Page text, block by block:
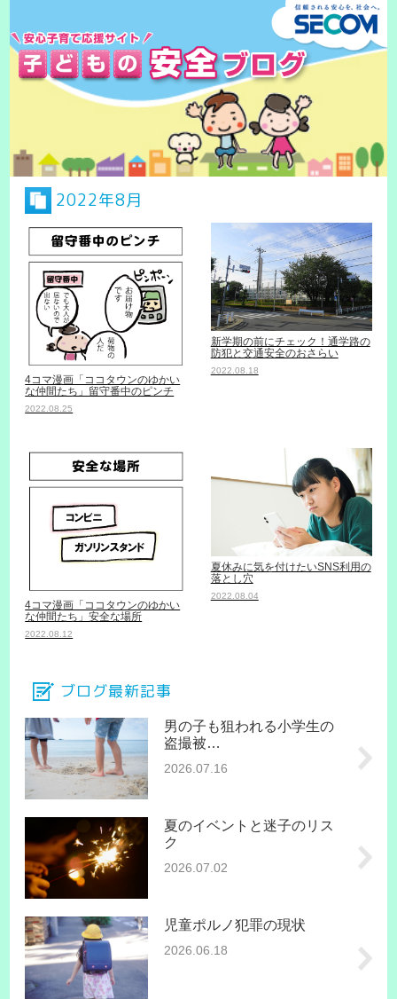
2022年8月
4コマ漫画「ココタウンのゆかい
な仲間たち」留守番中のピンチ
2022.08.25
新学期の前にチェック！通学路の
防犯と交通安全のおさらい
2022.08.18
4コマ漫画「ココタウンのゆかい
な仲間たち」安全な場所
2022.08.12
夏休みに気を付けたいSNS利用の
落とし穴
2022.08.04
ブログ最新記事
男の子も狙われる小学生の
盗撮被…
2026.07.16
夏のイベントと迷子のリス
ク
2026.07.02
児童ポルノ犯罪の現状
2026.06.18